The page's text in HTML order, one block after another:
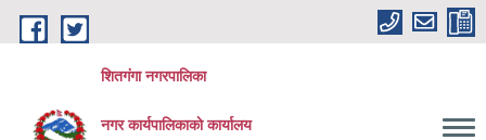
Skip to main content
शितगंगा नगरपालिका
नगर कार्यपालिकाकाे कार्यालय